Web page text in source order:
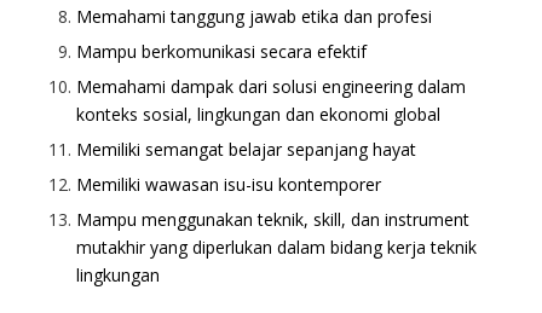
Memahami tanggung jawab etika dan profesi
Mampu berkomunikasi secara efektif
Memahami dampak dari solusi engineering dalam
konteks sosial, lingkungan dan ekonomi global
Memiliki semangat belajar sepanjang hayat
Memiliki wawasan isu-isu kontemporer
Mampu menggunakan teknik, skill, dan instrument
mutakhir yang diperlukan dalam bidang kerja teknik
lingkungan